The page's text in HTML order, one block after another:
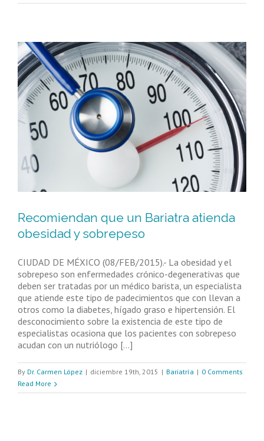
Recomiendan que un Bariatra atienda
obesidad y sobrepeso
CIUDAD DE MÉXICO (08/FEB/2015).- La obesidad y el
sobrepeso son enfermedades crónico-degenerativas que
deben ser tratadas por un médico barista, un especialista
que atiende este tipo de padecimientos que con llevan a
otros como la diabetes, hígado graso e hipertensión. El
desconocimiento sobre la existencia de este tipo de
especialistas ocasiona que los pacientes con sobrepeso
acudan con un nutriólogo [...]
By Dr. Carmen López | diciembre 19th, 2015 | Bariatría | 0 Comments
Read More